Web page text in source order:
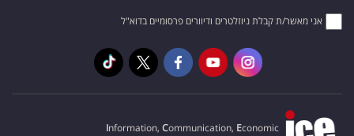
אני מאשר/ת קבלת ניוזלטרים ודיוורים פרסומיים בדוא"ל
Information, Communication, Economic